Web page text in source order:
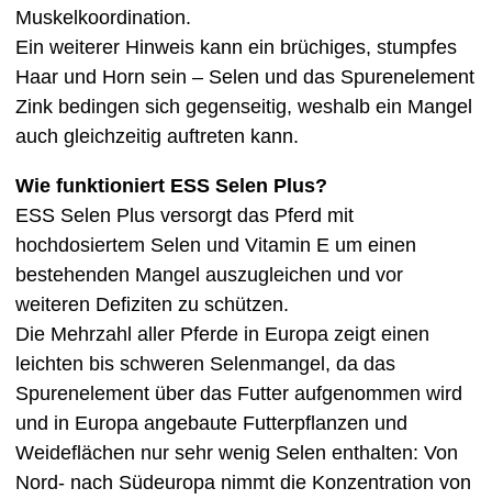
Muskelkoordination.
Ein weiterer Hinweis kann ein brüchiges, stumpfes
Haar und Horn sein – Selen und das Spurenelement
Zink bedingen sich gegenseitig, weshalb ein Mangel
auch gleichzeitig auftreten kann.
Wie funktioniert ESS Selen Plus?
ESS Selen Plus versorgt das Pferd mit
hochdosiertem Selen und Vitamin E um einen
bestehenden Mangel auszugleichen und vor
weiteren Defiziten zu schützen.
Die Mehrzahl aller Pferde in Europa zeigt einen
leichten bis schweren Selenmangel, da das
Spurenelement über das Futter aufgenommen wird
und in Europa angebaute Futterpflanzen und
Weideflächen nur sehr wenig Selen enthalten: Von
Nord- nach Südeuropa nimmt die Konzentration von